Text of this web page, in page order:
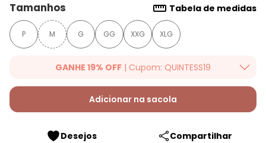
Tamanhos Tabela de medidas
P M G GG XXG XLG
GANHE 19% OFF | Cupom: QUINTESS19
Ganhe 19% OFF Extra em qualquer valor, usando o cupom:
QUINTESS19. Válido para toda loja Quintess, até 07/08/2026.
Adicionar na sacola
Desejos Compartilhar